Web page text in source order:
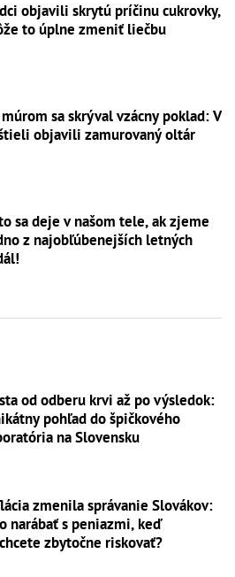
objavili skrytú príčinu cukrovky,
to úplne zmeniť liečbu
sa skrýval vzácny poklad: V
objavili zamurovaný oltár
sa deje v našom tele, ak zjeme
z najobľúbenejších letných
od odberu krvi až po výsledok:
pohľad do špičkového
na Slovensku
zmenila správanie Slovákov:
narábať s peniazmi, keď
zbytočne riskovať?